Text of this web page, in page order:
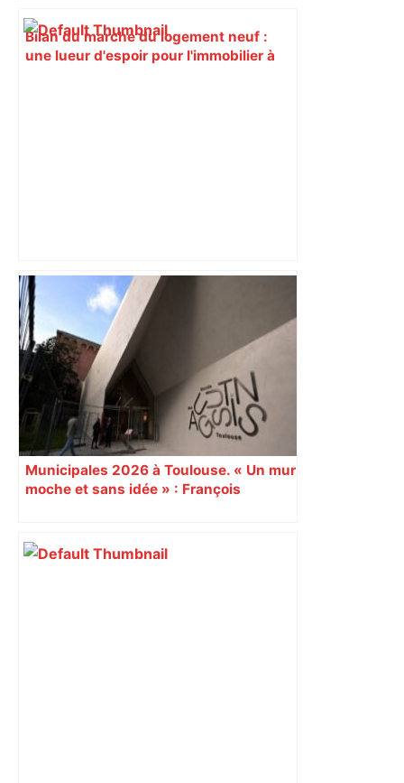
Bilan du marché du logement neuf :
une lueur d'espoir pour l'immobilier à
"Le pain au chocolat vaincra la
chocolatine" : des milliers de
supporters du MHR en route pour la
finale de Top 14 de rugby Toulouse-
Montpellier à Paris – France 3 Régions
Municipales 2026 à Toulouse. « Un mur
moche et sans idée » : François
Augustins